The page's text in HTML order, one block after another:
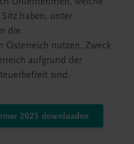
haben, unter
die
Österreich nutzen. Zweck
aufgrund der
sind.
2025 downloaden